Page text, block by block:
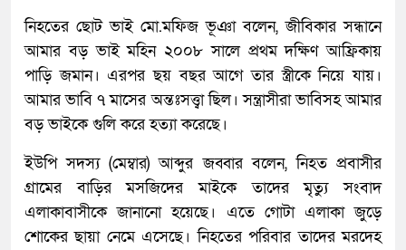
নিহতের ছোট ভাই মো.মফিজ ভূঞা বলেন, জীবিকার সন্ধানে
আমার বড় ভাই মহিন ২০০৮ সালে প্রথম দক্ষিণ আফ্রিকায়
পাড়ি জমান। এরপর ছয় বছর আগে তার স্ত্রীকে নিয়ে যায়।
আমার ভাবি ৭ মাসের অন্তঃসত্ত্বা ছিল। সন্ত্রাসীরা ভাবিসহ আমার
বড় ভাইকে গুলি করে হত্যা করেছে।
ইউপি সদস্য (মেম্বার) আব্দুর জব্বার বলেন, নিহত প্রবাসীর
গ্রামের বাড়ির মসজিদের মাইকে তাদের মৃত্যু সংবাদ
এলাকাবাসীকে জানানো হয়েছে। এতে গোটা এলাকা জুড়ে
শোকের ছায়া নেমে এসেছে। নিহতের পরিবার তাদের মরদেহ